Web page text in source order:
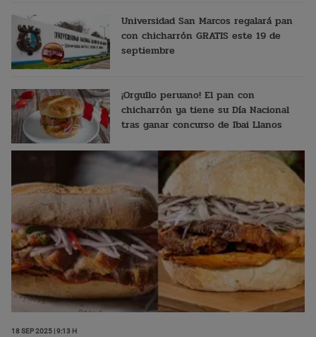
Universidad San Marcos regalará pan
con chicharrón GRATIS este 19 de
septiembre
¡Orgullo peruano! El pan con
chicharrón ya tiene su Día Nacional
tras ganar concurso de Ibai Llanos
18 Sep 2025 | 9:13 h